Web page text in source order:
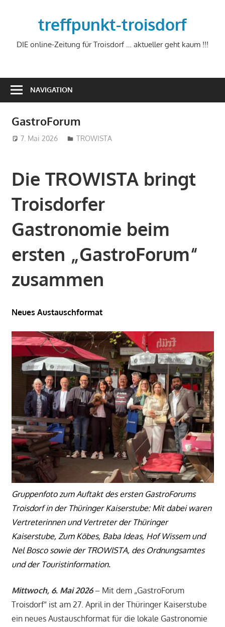
treffpunkt-troisdorf
DIE online-Zeitung für Troisdorf … aktueller geht kaum !!!
NAVIGATION
GastroForum
7. Mai 2026 treffpunkt
TROWISTA
Die TROWISTA bringt
Troisdorfer
Gastronomie beim
ersten „GastroForum“
zusammen
Neues Austauschformat
Gruppenfoto zum Auftakt des ersten GastroForums
Troisdorf in der Thüringer Kaiserstube: Mit dabei waren
Vertreterinnen und Vertreter der Thüringer
Kaiserstube, Zum Köbes, Baba Ideas, Hof Wissem und
Nel Bosco sowie der TROWISTA, des Ordnungsamtes
und der Touristinformation.
Mittwoch, 6. Mai 2026– Mit dem „GastroForum
Troisdorf“ ist am 27. April in der Thüringer Kaiserstube
ein neues Austauschformat für die lokale Gastronomie